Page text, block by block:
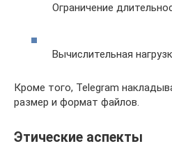
Ограничение
Вычислительная
Кроме того, Telegram
размер и формат файлов.
Этические аспекты